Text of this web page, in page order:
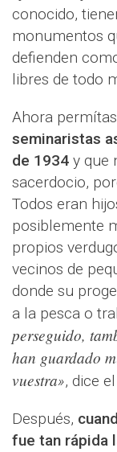
conocido,
monumentos
defienden
libres de todo
Ahora
seminaristas
de 1934 y que
sacerdocio,
Todos eran
posiblemente
propios
vecinos de
donde su
a la pesca o
perseguido,
han guardado
vuestra», dice
Después,
fue tan rápida